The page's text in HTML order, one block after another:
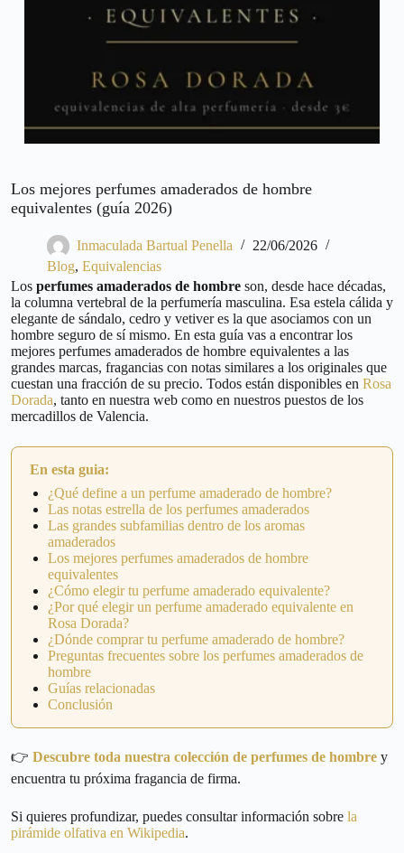
Los mejores perfumes amaderados de hombre
equivalentes (guía 2026)
Inmaculada Bartual Penella
22/06/2026
Blog, Equivalencias
Los perfumes amaderados de hombre son, desde hace décadas,
la columna vertebral de la perfumería masculina. Esa estela cálida y
elegante de sándalo, cedro y vetiver es la que asociamos con un
hombre seguro de sí mismo. En esta guía vas a encontrar los
mejores perfumes amaderados de hombre equivalentes a las
grandes marcas, fragancias con notas similares a los originales que
cuestan una fracción de su precio. Todos están disponibles en Rosa
Dorada, tanto en nuestra web como en nuestros puestos de los
mercadillos de Valencia.
En esta guia:
¿Qué define a un perfume amaderado de hombre?
Las notas estrella de los perfumes amaderados
Las grandes subfamilias dentro de los aromas
amaderados
Los mejores perfumes amaderados de hombre
equivalentes
¿Cómo elegir tu perfume amaderado equivalente?
¿Por qué elegir un perfume amaderado equivalente en
Rosa Dorada?
¿Dónde comprar tu perfume amaderado de hombre?
Preguntas frecuentes sobre los perfumes amaderados de
hombre
Guías relacionadas
Conclusión
👉 Descubre toda nuestra colección de perfumes de hombre y
encuentra tu próxima fragancia de firma.
Si quieres profundizar, puedes consultar información sobre la
pirámide olfativa en Wikipedia.